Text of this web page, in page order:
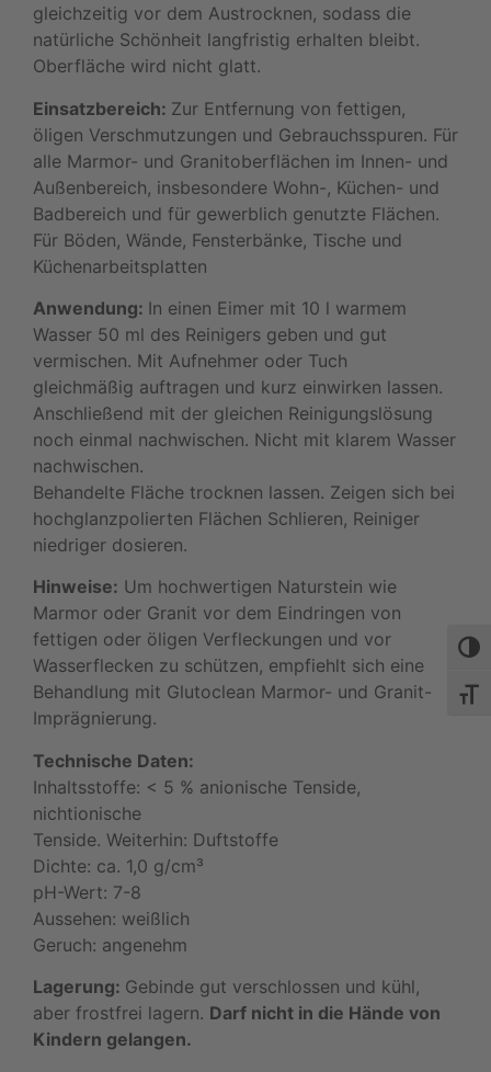
gleichzeitig vor dem Austrocknen, sodass die
natürliche Schönheit langfristig erhalten bleibt.
Oberfläche wird nicht glatt.
Einsatzbereich: Zur Entfernung von fettigen,
öligen Verschmutzungen und Gebrauchsspuren. Für
alle Marmor- und Granitoberflächen im Innen- und
Außenbereich, insbesondere Wohn-, Küchen- und
Badbereich und für gewerblich genutzte Flächen.
Für Böden, Wände, Fensterbänke, Tische und
Küchenarbeitsplatten
Anwendung: In einen Eimer mit 10 l warmem
Wasser 50 ml des Reinigers geben und gut
vermischen. Mit Aufnehmer oder Tuch
gleichmäßig auftragen und kurz einwirken lassen.
Anschließend mit der gleichen Reinigungslösung
noch einmal nachwischen. Nicht mit klarem Wasser
nachwischen.
Behandelte Fläche trocknen lassen. Zeigen sich bei
hochglanzpolierten Flächen Schlieren, Reiniger
niedriger dosieren.
Hinweise: Um hochwertigen Naturstein wie
Marmor oder Granit vor dem Eindringen von
fettigen oder öligen Verfleckungen und vor
Wasserflecken zu schützen, empfiehlt sich eine
Behandlung mit Glutoclean Marmor- und Granit-
Imprägnierung.
Technische Daten:
Inhaltsstoffe: < 5 % anionische Tenside,
nichtionische
Tenside. Weiterhin: Duftstoffe
Dichte: ca. 1,0 g/cm³
pH-Wert: 7-8
Aussehen: weißlich
Geruch: angenehm
Lagerung: Gebinde gut verschlossen und kühl,
aber frostfrei lagern. Darf nicht in die Hände von
Kindern gelangen.